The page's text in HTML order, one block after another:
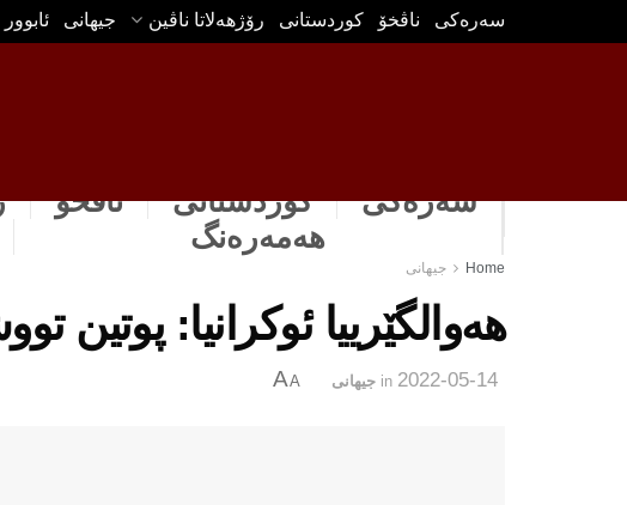
سه‌ره‌كی ناڤخۆ كوردستانى رۆژهه‌لاتا ناڤین جیهانی ئابوور
سەرەکی كوردستانى ناڤخۆ
هه‌مه‌ره‌نگ
Home جیهانی
هه‌والگێرییا ئوكرانیا:
2022-05-14
in جیهانی A
A